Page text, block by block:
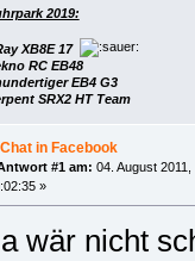
2019:
XB8E 17
RC EB48
EB4 G3
SRX2 HT Team
Chat in Facebook
#1 am: 04. August 2011,
»
wär nicht